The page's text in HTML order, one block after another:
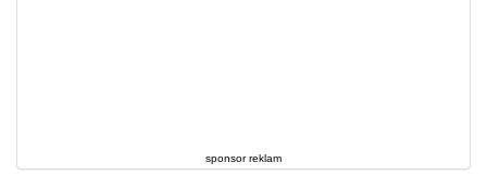
sponsor reklam